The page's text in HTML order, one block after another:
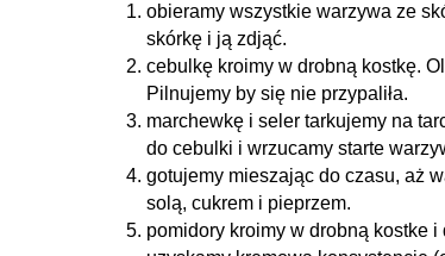
obieramy wszystkie warzywa ze
skórkę i ją zdjąć.
cebulkę kroimy w drobną kostkę.
Pilnujemy by się nie przypaliła.
marchewkę i seler tarkujemy na
do cebulki i wrzucamy starte
gotujemy mieszając do czasu, aż
solą, cukrem i pieprzem.
pomidory kroimy w drobną kostke